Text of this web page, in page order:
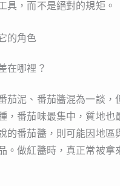
具，而不是絕對的規矩。
的角色
在哪裡？
茄泥、番茄醬混為一談，
，番茄味最集中，質地
的番茄醬，則可能因地區
。做紅醬時，真正常被拿